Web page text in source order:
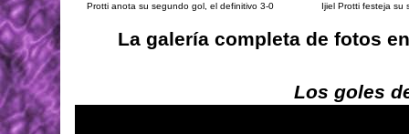
Protti anota su segundo gol, el definitivo 3-0 Ijiel Protti festeja su
La galería completa de fotos
Los goles